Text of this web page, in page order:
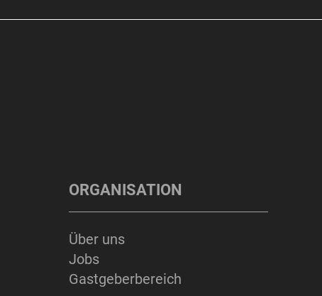
ORGANISATION
Über uns
Jobs
Gastgeberbereich